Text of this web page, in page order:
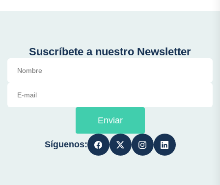
Suscríbete a nuestro Newsletter
Enviar
Síguenos: